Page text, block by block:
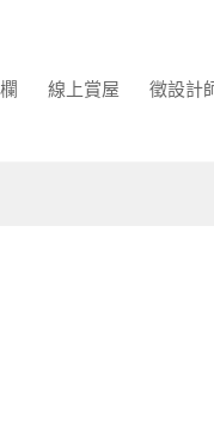
線上賞屋 徵設計